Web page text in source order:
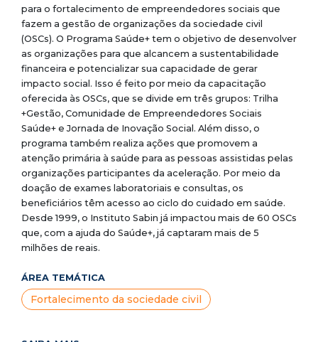
para o fortalecimento de empreendedores sociais que
fazem a gestão de organizações da sociedade civil
(OSCs). O Programa Saúde+ tem o objetivo de desenvolver
as organizações para que alcancem a sustentabilidade
financeira e potencializar sua capacidade de gerar
impacto social. Isso é feito por meio da capacitação
oferecida às OSCs, que se divide em três grupos: Trilha
+Gestão, Comunidade de Empreendedores Sociais
Saúde+ e Jornada de Inovação Social. Além disso, o
programa também realiza ações que promovem a
atenção primária à saúde para as pessoas assistidas pelas
organizações participantes da aceleração. Por meio da
doação de exames laboratoriais e consultas, os
beneficiários têm acesso ao ciclo do cuidado em saúde.
Desde 1999, o Instituto Sabin já impactou mais de 60 OSCs
que, com a ajuda do Saúde+, já captaram mais de 5
milhões de reais.
ÁREA TEMÁTICA
Fortalecimento da sociedade civil